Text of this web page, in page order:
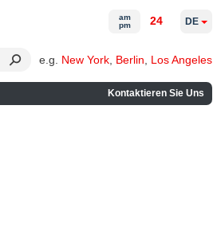
e.g. New York Berlin Los Angeles
Kontaktieren Sie Uns
am
pm
24 DE